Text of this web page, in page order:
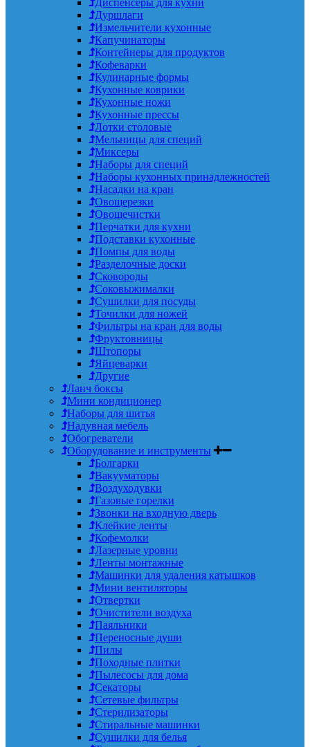
Дуршлаги
Измельчители кухонные
Капучинаторы
Контейнеры для продуктов
Кофеварки
Кулинарные формы
Кухонные коврики
Кухонные ножи
Кухонные прессы
Лотки столовые
Мельницы для специй
Миксеры
Наборы для специй
Наборы кухонных принадлежностей
Насадки на кран
Овощерезки
Овощечистки
Перчатки для кухни
Подставки кухонные
Помпы для воды
Разделочные доски
Сковороды
Соковыжималки
Сушилки для посуды
Точилки для ножей
Фильтры на кран для воды
Фруктовницы
Штопоры
Яйцеварки
Другие
Ланч боксы
Мини кондиционер
Наборы для шитья
Надувная мебель
Обогреватели
Оборудование и инструменты
Болгарки
Вакууматоры
Воздуходувки
Газовые горелки
Звонки на входную дверь
Клейкие ленты
Кофемолки
Лазерные уровни
Ленты монтажные
Машинки для удаления катышков
Мини вентиляторы
Отвертки
Очистители воздуха
Паяльники
Переносные души
Пилы
Походные плитки
Пылесосы для дома
Секаторы
Сетевые фильтры
Стерилизаторы
Стиральные машинки
Сушилки для белья